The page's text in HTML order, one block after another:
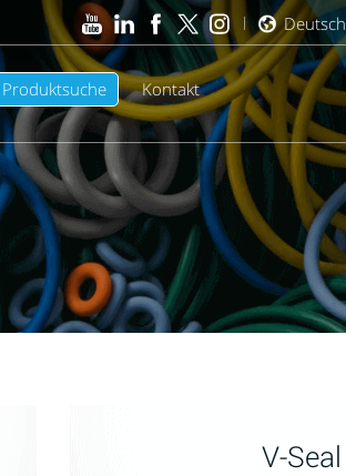
Produktsuche Kontakt
Deutsch
V-Seal